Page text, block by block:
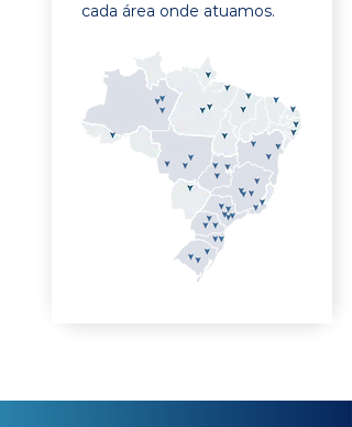
cada área onde atuamos.